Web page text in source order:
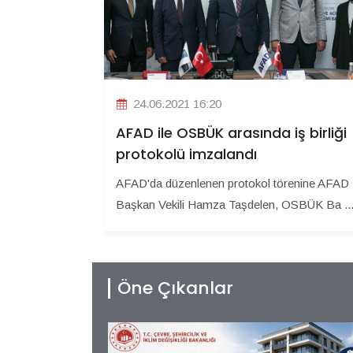
24.06.2021 16:20
AFAD ile OSBÜK arasında iş birliği
protokolü imzalandı
AFAD'da düzenlenen protokol törenine AFAD
Başkan Vekili Hamza Taşdelen, OSBÜK Ba ...
Öne Çıkanlar